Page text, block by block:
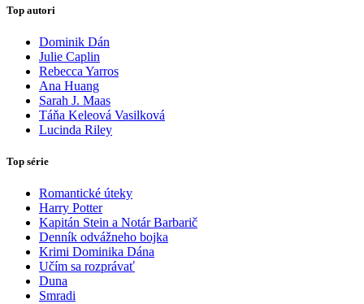
Top autori
Dominik Dán
Julie Caplin
Rebecca Yarros
Ana Huang
Sarah J. Maas
Táňa Keleová Vasilková
Lucinda Riley
Top série
Romantické úteky
Harry Potter
Kapitán Stein a Notár Barbarič
Denník odvážneho bojka
Krimi Dominika Dána
Učím sa rozprávať
Duna
Smradi